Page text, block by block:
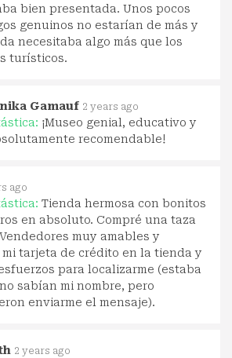
bien presentada. Unos pocos
genuinos no estarían de más y
necesitaba algo más que los
turísticos.
Gamauf 2 years ago
¡Museo genial, educativo y
recomendable!
ago
Tienda hermosa con bonitos
en absoluto. Compré una taza
muy amables y
mi tarjeta de crédito en la tienda y
para localizarme (estaba
sabían mi nombre, pero
enviarme el mensaje).
2 years ago